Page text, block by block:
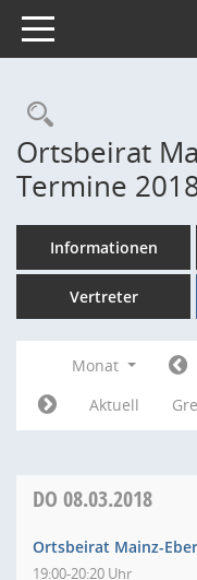
Toggle navigation
Ortsbeirat
Termine
Informationen
Vertreter
Monat
Aktuell
DO 08.03.2018
Ortsbeirat Mainz-
19:00-20:20 Uhr